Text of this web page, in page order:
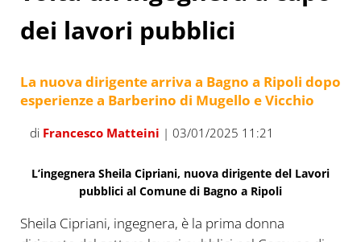
dei lavori pubblici
La nuova dirigente arriva a Bagno a Ripoli dopo
esperienze a Barberino di Mugello e Vicchio
di Francesco Matteini | 03/01/2025 11:21
L’ingegnera Sheila Cipriani, nuova dirigente del Lavori
pubblici al Comune di Bagno a Ripoli
Sheila Cipriani, ingegnera, è la prima donna